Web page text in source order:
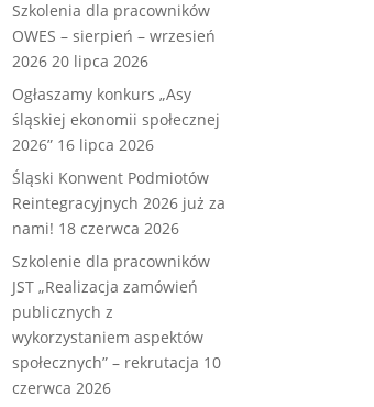
Szkolenia dla pracowników
OWES – sierpień – wrzesień
2026 20 lipca 2026
Ogłaszamy konkurs „Asy
śląskiej ekonomii społecznej
2026” 16 lipca 2026
Śląski Konwent Podmiotów
Reintegracyjnych 2026 już za
nami! 18 czerwca 2026
Szkolenie dla pracowników
JST „Realizacja zamówień
publicznych z
wykorzystaniem aspektów
społecznych” – rekrutacja 10
czerwca 2026